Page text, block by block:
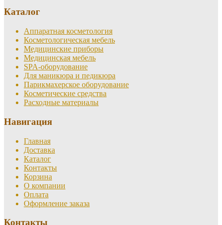
Каталог
Аппаратная косметология
Косметологическая мебель
Медицинские приборы
Медицинская мебель
SPA-оборудование
Для маникюра и педикюра
Парикмахерское оборудование
Косметические средства
Расходные материалы
Навигация
Главная
Доставка
Каталог
Контакты
Корзина
О компании
Оплата
Оформление заказа
Контакты